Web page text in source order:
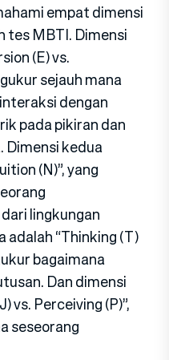
empat dimensi
tes MBTI. Dimensi
(E) vs.
sejauh mana
dengan
pada pikiran dan
Dimensi kedua
(N)”, yang
lingkungan
adalah “Thinking (T)
bagaimana
Dan dimensi
vs. Perceiving (P)”,
seseorang